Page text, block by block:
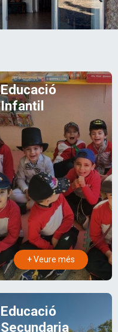
Educació
Infantil
+ Veure més
Educació
Secundaria